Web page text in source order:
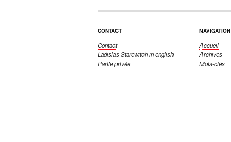
CONTACT
Contact
Ladislas Starewitchin english
Partie privée
NAVIGATION
Accueil
Archives
Mots-clés